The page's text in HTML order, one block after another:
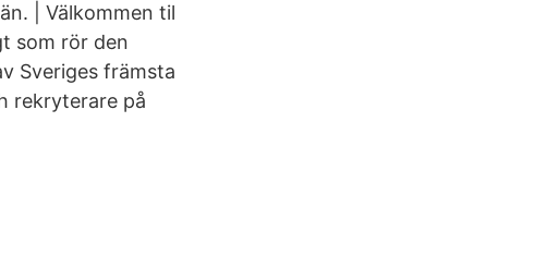
| Välkommen til
som rör den
Sveriges främsta
rekryterare på